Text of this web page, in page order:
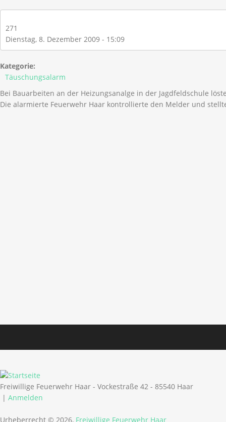
271
Dienstag, 8. Dezember 2009 - 15:09
Kategorie:
Täuschungsalarm
Bei Bauarbeiten an der Heizungsanalge in der Jagdfeldschule
Die alarmierte Feuerwehr Haar kontrollierte den Melder und
Freiwillige Feuerwehr Haar - Vockestraße 42 - 85540 Haar
| Anmelden
Urheberrecht © 2026, Freiwillige Feuerwehr Haar